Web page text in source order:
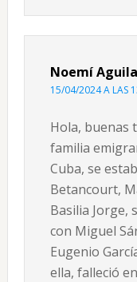
Noemí
15/04/2024 A LAS
Hola, buenas
familia
Cuba, se
Betancourt,
Basilia Jorge,
con Miguel
Eugenio
ella, falleció